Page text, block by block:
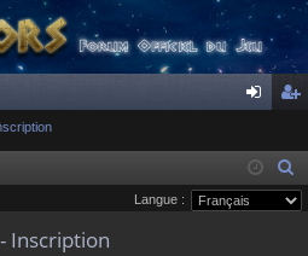
ne cri
ptie
Langue :
Inscription